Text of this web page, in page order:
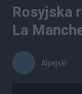
Rosyjska
La
Alpejski